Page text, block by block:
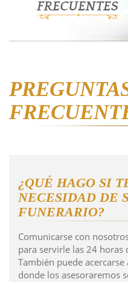
¿QUÉ HAGO SI
NECESIDAD DE
FUNERARIO?
Comunicarse con
para servirle las 24 horas
También puede
donde los asesoraremos